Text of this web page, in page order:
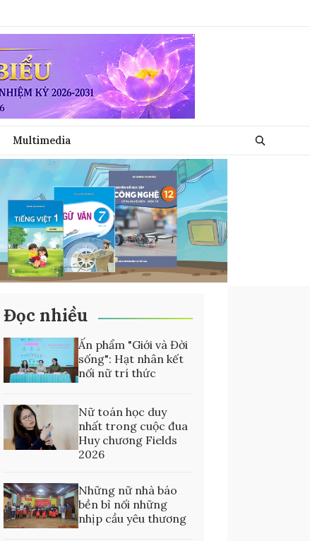
Multimedia
Đọc nhiều
Ấn phẩm "Giới và Đời
sống": Hạt nhân kết
nối nữ trí thức
Nữ toán học duy
nhất trong cuộc đua
Huy chương Fields
2026
Những nữ nhà báo
bền bỉ nối những
nhịp cầu yêu thương